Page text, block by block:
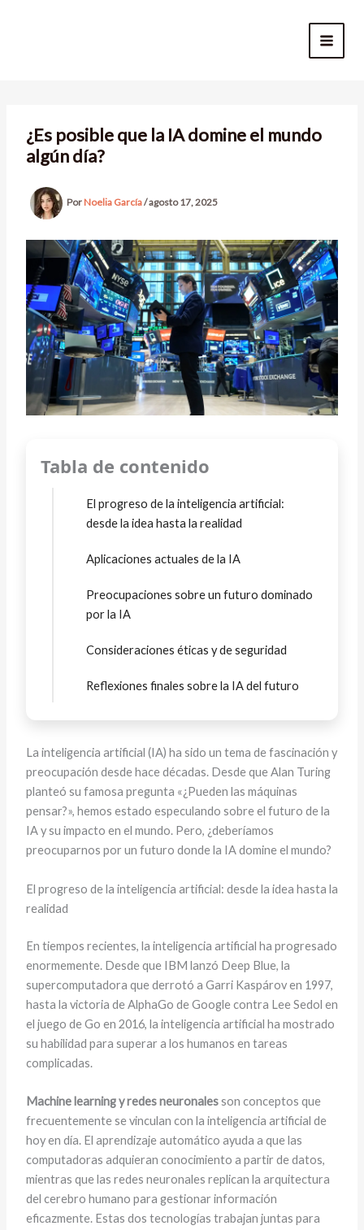
¿Es posible que la IA domine el mundo
algún día?
PorNoelia García/agosto 17, 2025
Tabla de contenido
El progreso de la inteligencia artificial:
desde la idea hasta la realidad
Aplicaciones actuales de la IA
Preocupaciones sobre un futuro dominado
por la IA
Consideraciones éticas y de seguridad
Reflexiones finales sobre la IA del futuro
La inteligencia artificial (IA) ha sido un tema de fascinación y
preocupación desde hace décadas. Desde que Alan Turing
planteó su famosa pregunta «¿Pueden las máquinas
pensar?», hemos estado especulando sobre el futuro de la
IA y su impacto en el mundo. Pero, ¿deberíamos
preocuparnos por un futuro donde la IA domine el mundo?
El progreso de la inteligencia artificial: desde la idea hasta la
realidad
En tiempos recientes, la inteligencia artificial ha progresado
enormemente. Desde que IBM lanzó Deep Blue, la
supercomputadora que derrotó a Garri Kaspárov en 1997,
hasta la victoria de AlphaGo de Google contra Lee Sedol en
el juego de Go en 2016, la inteligencia artificial ha mostrado
su habilidad para superar a los humanos en tareas
complicadas.
Machine learning y redes neuronalesson conceptos que
frecuentemente se vinculan con la inteligencia artificial de
hoy en día. El aprendizaje automático ayuda a que las
computadoras adquieran conocimiento a partir de datos,
mientras que las redes neuronales replican la arquitectura
del cerebro humano para gestionar información
eficazmente. Estas dos tecnologías trabajan juntas para